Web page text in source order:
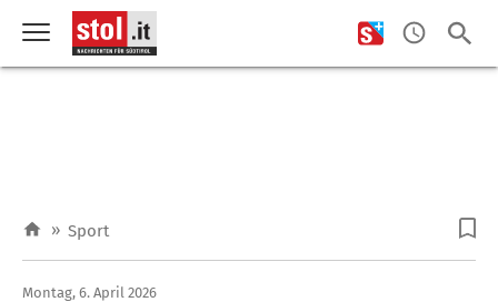
» Sport
Montag, 6. April 2026